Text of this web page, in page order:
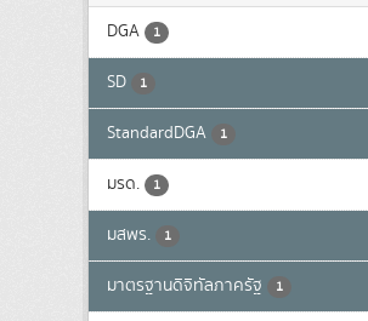
DGA 1
SD 1
StandardDGA 1
มรด. 1
มสพร. 1
มาตรฐานดิจิทัลภาครัฐ 1